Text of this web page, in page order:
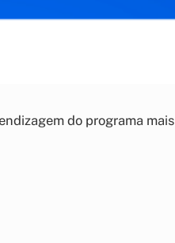
do programa mais